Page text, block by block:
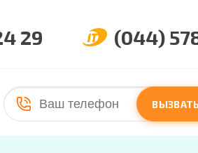
29 (044)